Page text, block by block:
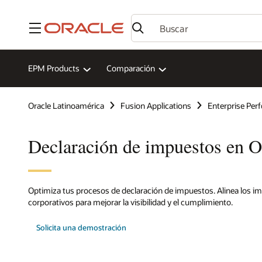
Menú
EPM Products Comparación
Oracle Latinoamérica Fusion Applications Enterprise
Declaración de impuestos en
Optimiza tus procesos de declaración de impuestos. Alinea los
corporativos para mejorar la visibilidad y el cumplimiento.
Solicita una demostración